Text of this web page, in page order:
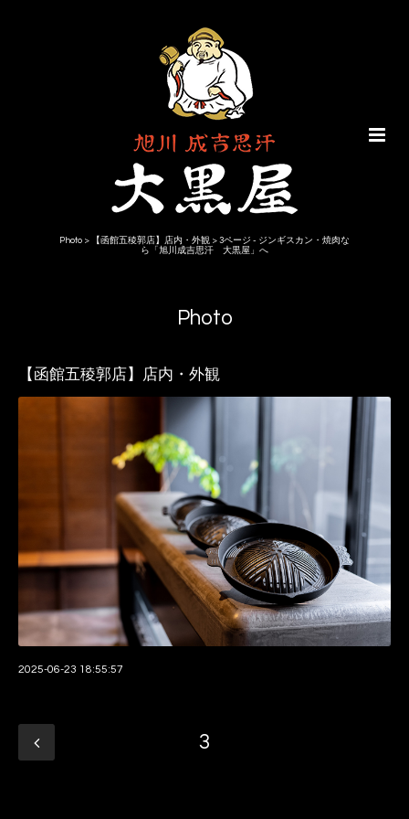
Photo > 【函館五稜郭店】店内・外観 > 3ページ - ジンギスカン・焼肉な
ら「旭川成吉思汗 大黒屋」へ
Photo
【函館五稜郭店】店内・外観
2025-06-23 18:55:57
3